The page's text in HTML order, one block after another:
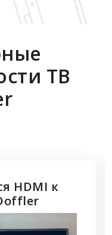
ТВ
HDMI к